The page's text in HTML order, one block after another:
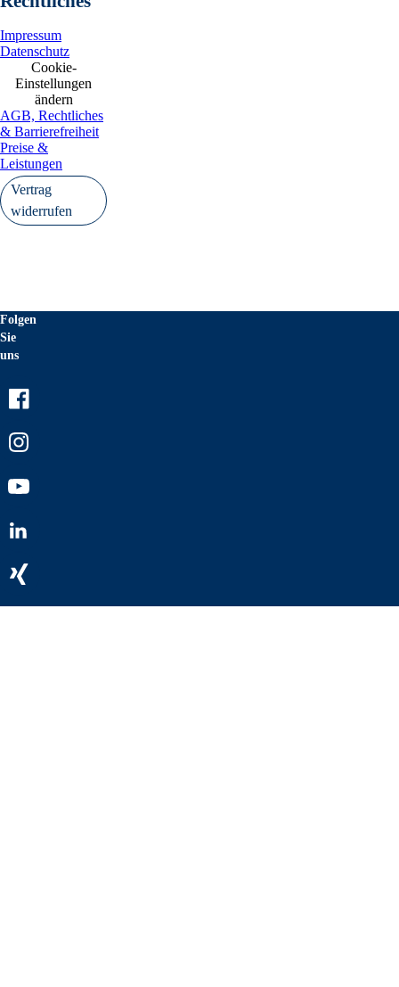
Impressum
Datenschutz
Cookie-
Einstellungen
ändern
AGB, Rechtliches
& Barrierefreiheit
Preise &
Leistungen
Vertrag
widerrufen
Folgen
Sie
uns
Youtube